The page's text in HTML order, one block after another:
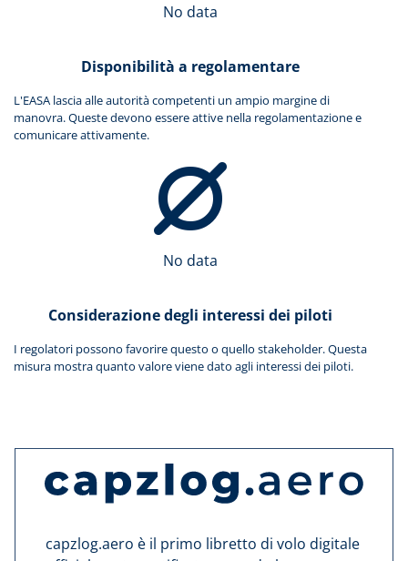
No data
Disponibilità a regolamentare
L'EASA lascia alle autorità competenti un ampio margine di
manovra. Queste devono essere attive nella regolamentazione e
comunicare attivamente.
No data
Considerazione degli interessi dei piloti
I regolatori possono favorire questo o quello stakeholder. Questa
misura mostra quanto valore viene dato agli interessi dei piloti.
capzlog.aero è il primo libretto di volo digitale